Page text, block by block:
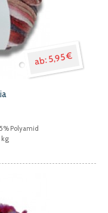
5,95 €
Polyamid